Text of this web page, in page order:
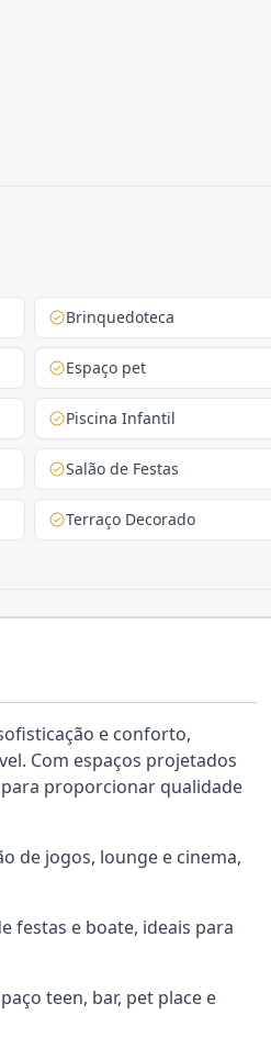
Brinquedoteca
Espaço pet
Piscina Infantil
Salão de Festas
Terraço Decorado
e conforto,
Com espaços projetados
proporcionar qualidade
de jogos, lounge e cinema,
festas e boate, ideais para
teen, bar, pet place e